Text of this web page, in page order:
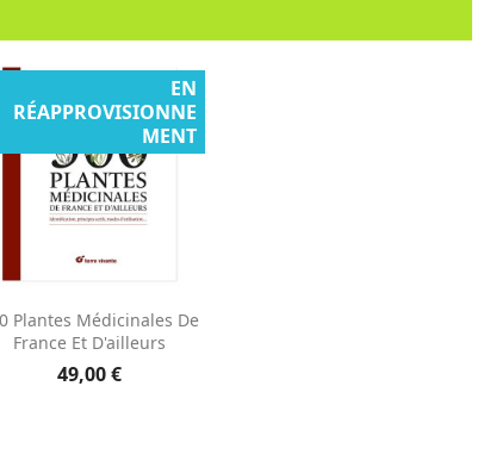
Aperçu rapide
Plantes Médicinales De
France Et D'ailleurs
49,00 €
EN
RÉAPPROVISIONNE
MENT